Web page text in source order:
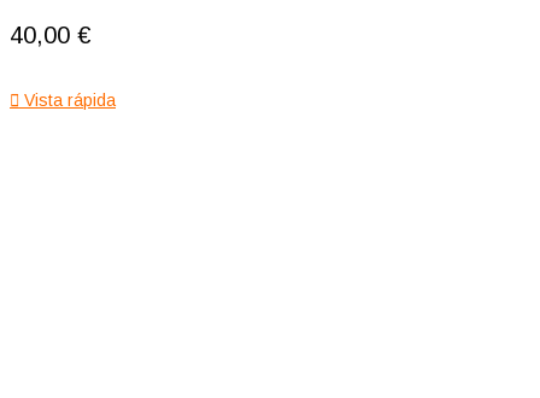
40,00 €
 Vista rápida